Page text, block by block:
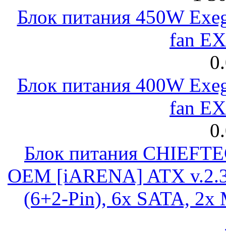
Блок питания 450W
fan
Блок питания 400W
fan
Блок питания
OEM [iARENA] ATX
(6+2-Pin), 6x SATA, 2x